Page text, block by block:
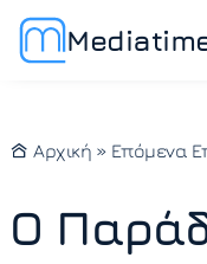
Αρχική » Επόμενα
Ο